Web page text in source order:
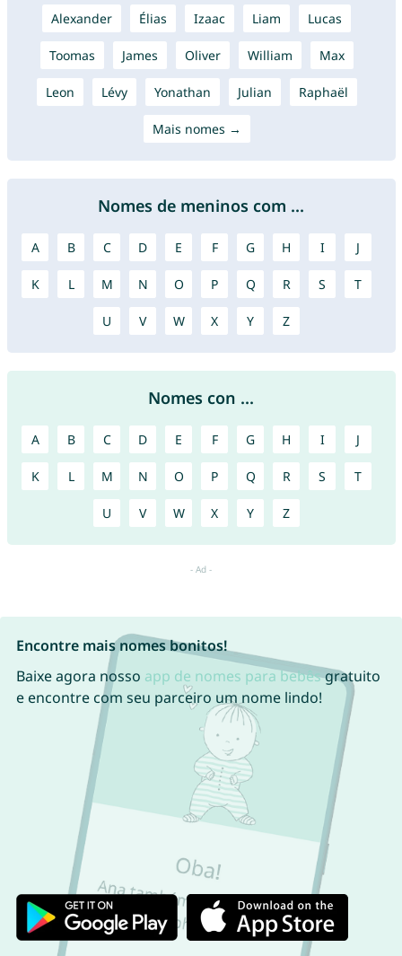
Alexander Élias Izaac Liam Lucas
Toomas James Oliver William Max
Leon Lévy Yonathan Julian Raphaël
Mais nomes →
Nomes de meninos com ...
A B C D E F G H I J
K L M N O P Q R S T
U V W X Y Z
Nomes con ...
A B C D E F G H I J
K L M N O P Q R S T
U V W X Y Z
Encontre mais nomes bonitos!
Baixe agora nosso app de nomes para bebêsgratuito
e encontre com seu parceiro um nome lindo!